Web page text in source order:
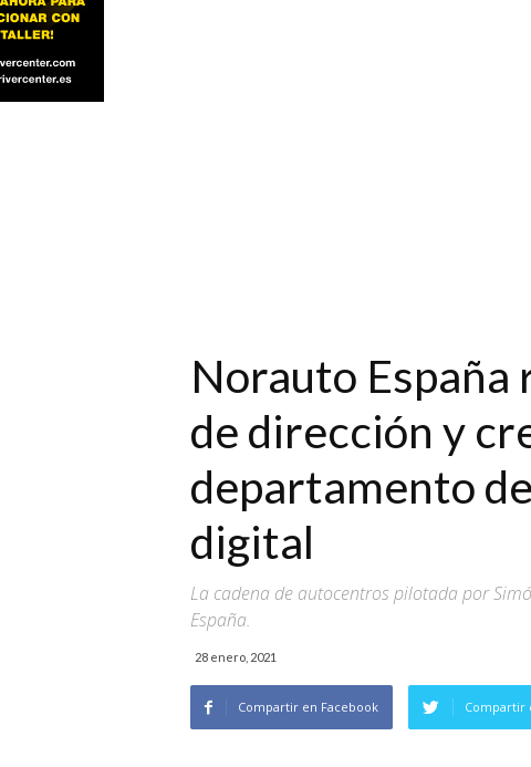
Norauto España
de dirección y
departamento
digital
La cadena de autocentros pilotada por
España.
28 enero, 2021
Compartir en Facebook Compartir